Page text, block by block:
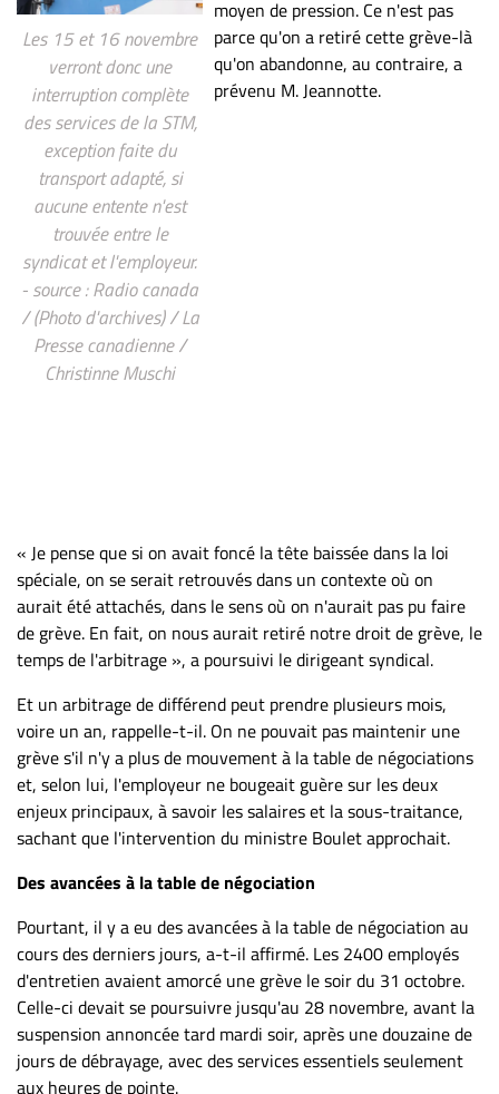
Les 15 et 16 novembre
verront donc une
interruption complète
des services de la STM,
exception faite du
transport adapté, si
aucune entente n'est
trouvée entre le
syndicat et l'employeur.
- source : Radio canada
/ (Photo d'archives) / La
Presse canadienne /
Christinne Muschi
moyen de pression. Ce n'est pas
parce qu'on a retiré cette grève-là
qu'on abandonne, au contraire, a
prévenu M. Jeannotte.
« Je pense que si on avait foncé la tête baissée dans la loi
spéciale, on se serait retrouvés dans un contexte où on
aurait été attachés, dans le sens où on n'aurait pas pu faire
de grève. En fait, on nous aurait retiré notre droit de grève, le
temps de l'arbitrage », a poursuivi le dirigeant syndical.
Et un arbitrage de différend peut prendre plusieurs mois,
voire un an, rappelle-t-il. On ne pouvait pas maintenir une
grève s'il n'y a plus de mouvement à la table de négociations
et, selon lui, l'employeur ne bougeait guère sur les deux
enjeux principaux, à savoir les salaires et la sous-traitance,
sachant que l'intervention du ministre Boulet approchait.
Des avancées à la table de négociation
Pourtant, il y a eu des avancées à la table de négociation au
cours des derniers jours, a-t-il affirmé. Les 2400 employés
d'entretien avaient amorcé une grève le soir du 31 octobre.
Celle-ci devait se poursuivre jusqu'au 28 novembre, avant la
suspension annoncée tard mardi soir, après une douzaine de
jours de débrayage, avec des services essentiels seulement
aux heures de pointe.